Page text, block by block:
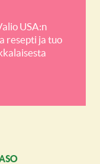
USA:n
resepti ja tuo